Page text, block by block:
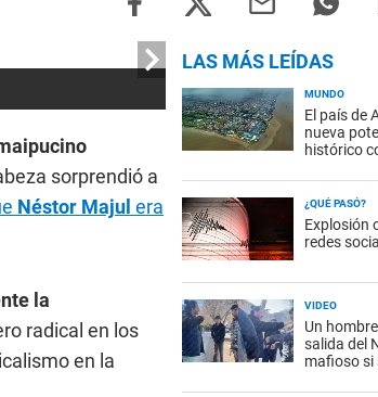
sorprendió a
Néstor Majul era
la
radical en los
en la
LAS MÁS LEÍDAS
MUNDO
El país de
nueva
histórico
¿QUÉ PASÓ?
Explosión
redes
VIDEO
Un
salida del
mafioso si